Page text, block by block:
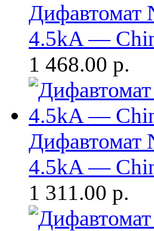
Дифавтомат
4.5kA —
1 468.00 р.
Дифавтомат
4.5kA —
1 311.00 р.